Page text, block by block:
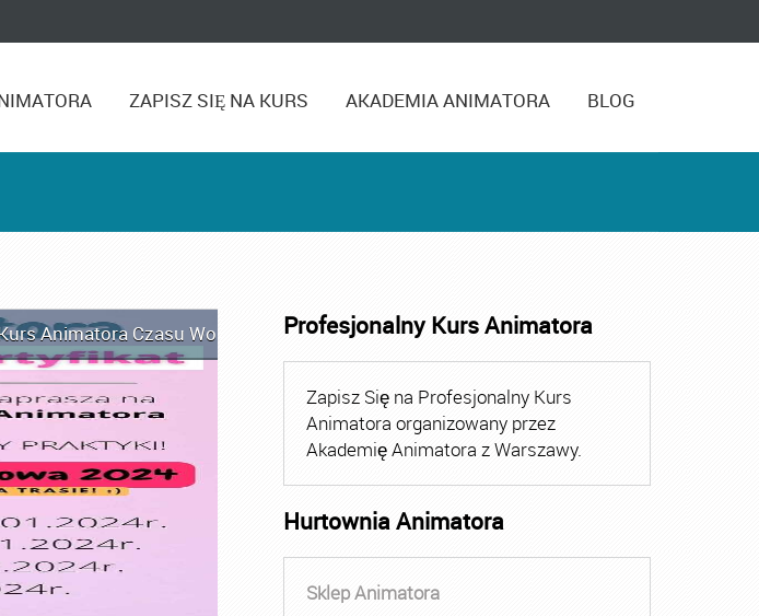
ZAPISZ SIĘ NA KURS AKADEMIA ANIMATORA BLOG
Animatora Czasu Wolnego Kurs Animatora Czasu Wolnego Warszawa
Profesjonalny Kurs Animatora
Zapisz Się na Profesjonalny Kurs
Animatora organizowany przez
Akademię Animatora z Warszawy.
Hurtownia Animatora
Sklep Animatora